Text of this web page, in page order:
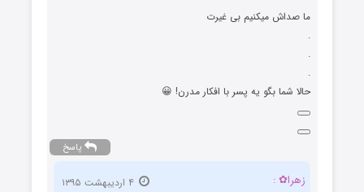
ما صداش میکنیم بی غیرت
.
.
.
حالا شما بگو یه پسر با افکار مدرن! 😀
پاسخ
زهرا✿ :
۴ اردیبهشت ۱۳۹۵